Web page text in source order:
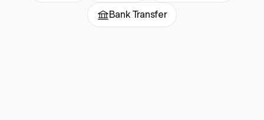
Bank Transfer